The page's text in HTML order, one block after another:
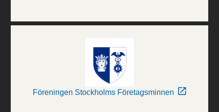
Föreningen Stockholms Företagsminnen